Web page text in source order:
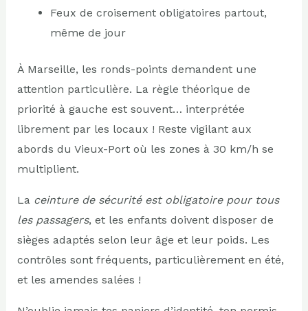
Feux de croisement obligatoires partout,
même de jour
À Marseille, les ronds-points demandent une
attention particulière. La règle théorique de
priorité à gauche est souvent… interprétée
librement par les locaux ! Reste vigilant aux
abords du Vieux-Port où les zones à 30 km/h se
multiplient.
La ceinture de sécurité est obligatoire pour tous
les passagers, et les enfants doivent disposer de
sièges adaptés selon leur âge et leur poids. Les
contrôles sont fréquents, particulièrement en été,
et les amendes salées !